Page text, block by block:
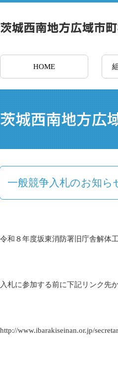
HOME
一般競争入札のお知ら
令和８年度坂東消防署旧庁舎解体
入札に参加する前に下記リンク先
http://www.ibarakiseinan.or.jp/